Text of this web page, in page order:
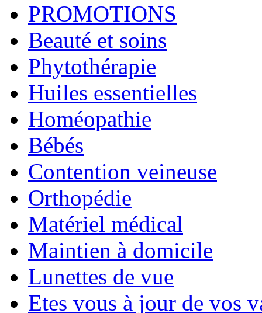
PROMOTIONS
Beauté et soins
Phytothérapie
Huiles essentielles
Homéopathie
Bébés
Contention veineuse
Orthopédie
Matériel médical
Maintien à domicile
Lunettes de vue
Etes vous à jour de vos